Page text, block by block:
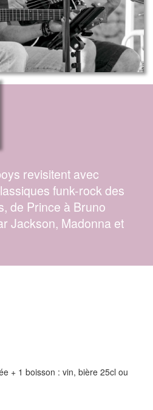
revisitent avec
funk-rock des
de Prince à Bruno
Jackson, Madonna et
+ 1 boisson : vin, bière 25cl ou